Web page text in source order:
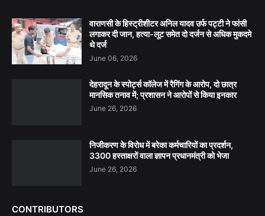
वाराणसी के हिस्ट्रीशीटर अनिल यादव उर्फ पट्टी ने फांसी
लगाकर दी जान, हत्या-लूट समेत दो दर्जन से अधिक मुकदमे
थे दर्ज
June 06, 2026
देहरादून के स्पोर्ट्स कॉलेज में रैगिंग के आरोप, दो छात्र
मानसिक तनाव में; प्रशासन ने आरोपों से किया इनकार
June 26, 2026
निजीकरण के विरोध में बरेका कर्मचारियों का प्रदर्शन,
3300 हस्ताक्षरों वाला ज्ञापन प्रधानमंत्री को भेजा
June 26, 2026
CONTRIBUTORS